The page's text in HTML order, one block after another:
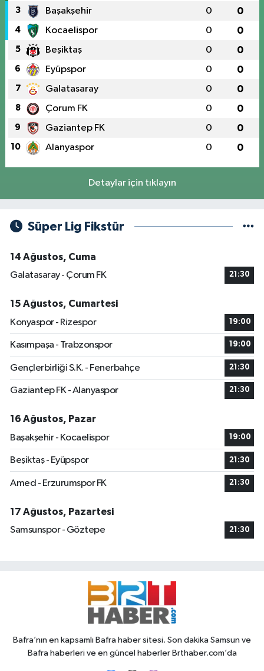
3 Başakşehir 0 0
4 Kocaelispor 0 0
5 Beşiktaş 0 0
6 Eyüpspor 0 0
7 Galatasaray 0 0
8 Çorum FK 0 0
9 Gaziantep FK 0 0
10 Alanyaspor 0 0
Detaylar için tıklayın
Süper Lig Fikstür
14 Ağustos, Cuma
Galatasaray - Çorum FK
21:30
15 Ağustos, Cumartesi
Konyaspor - Rizespor
19:00
Kasımpaşa - Trabzonspor 19:00
Gençlerbirliği S.K. - Fenerbahçe 21:30
Gaziantep FK - Alanyaspor 21:30
16 Ağustos, Pazar
Başakşehir - Kocaelispor
19:00
Beşiktaş - Eyüpspor 21:30
Amed - Erzurumspor FK 21:30
17 Ağustos, Pazartesi
Samsunspor - Göztepe
21:30
Bafra’nın en kapsamlı Bafra haber sitesi. Son dakika Samsun ve
Bafra haberleri ve en güncel haberler Brthaber.com’da